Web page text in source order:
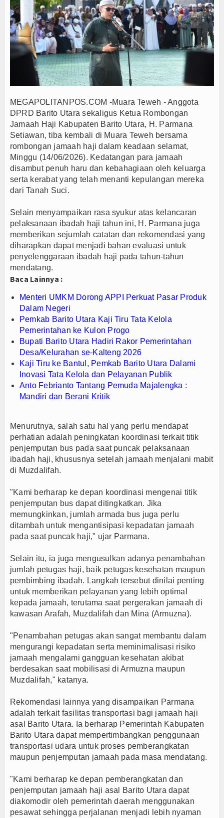
Anto Febrianto Tantang Pemuda Majalengka :
Interupsi PDIP Warnai Paripurna APBD
Bupati Majalengka Beberkan Hasil Paripurna
APBD Majalengka 2026 Naik Jadi Rp 3,14 Triliun,
Persib Gagal Juara, Ateng Sutisna Ajak
Bupati Majalengka Ajak Ribuan Bobotoh Doakan
Menteri UMKM Dorong APPI Perkuat Pasar
Bupati Barito Utara Hadiri Rakor Pemerintahan
Kaji Tiru ke Bantul, Pemkab Barito Utara Dalami
Anto Febrianto Tantang Pemuda Majalengka :
Interupsi PDIP Warnai Paripurna APBD
Bupati Majalengka Beberkan Hasil Paripurna
APBD Majalengka 2026 Naik Jadi Rp 3,14 Triliun,
Bupati Majalengka Ajak Ribuan Bobotoh Doakan
Menteri UMKM Dorong APPI Perkuat Pasar
MEGAPOLITANPOS.COM -Muara Teweh - Anggota
DPRD Barito Utara sekaligus Ketua Rombongan
Jamaah Haji Kabupaten Barito Utara, H. Parmana
Setiawan, tiba kembali di Muara Teweh bersama
rombongan jamaah haji dalam keadaan selamat,
Minggu (14/06/2026). Kedatangan para jamaah
disambut penuh haru dan kebahagiaan oleh keluarga
serta kerabat yang telah menanti kepulangan mereka
dari Tanah Suci.
Selain menyampaikan rasa syukur atas kelancaran
pelaksanaan ibadah haji tahun ini, H. Parmana juga
memberikan sejumlah catatan dan rekomendasi yang
diharapkan dapat menjadi bahan evaluasi untuk
penyelenggaraan ibadah haji pada tahun-tahun
mendatang.
Baca Lainnya :
Menteri UMKM Dorong APPI Perkuat Pasar Produk
Dalam Negeri
Pemkab Barito Utara Kaji Tiru Tata Kelola
Pemerintahan ke Kulon Progo
Bupati Barito Utara Hadiri Rakor Pemerintahan
Desa/Kelurahan se-Kalteng 2026
Kaji Tiru ke Bantul, Pemkab Barito Utara Dalami
Inovasi Tata Kelola dan Pelayanan Publik
Anto Febrianto Tantang Pemuda Majalengka :
Mandiri dan Berani Kritik
Menurutnya, salah satu hal yang perlu mendapat
perhatian adalah peningkatan koordinasi terkait titik
penjemputan bus pada saat puncak pelaksanaan
ibadah haji, khususnya setelah jamaah menjalani mabit
di Muzdalifah.
"Kami berharap ke depan koordinasi mengenai titik
penjemputan bus dapat ditingkatkan. Jika
memungkinkan, jumlah armada bus juga perlu
ditambah untuk mengantisipasi kepadatan jamaah
pada saat puncak haji," ujar Parmana.
Selain itu, ia juga mengusulkan adanya penambahan
jumlah petugas haji, baik petugas kesehatan maupun
pembimbing ibadah. Langkah tersebut dinilai penting
untuk memberikan pelayanan yang lebih optimal
kepada jamaah, terutama saat pergerakan jamaah di
kawasan Arafah, Muzdalifah dan Mina (Armuzna).
"Penambahan petugas akan sangat membantu dalam
mengurangi kepadatan serta meminimalisasi risiko
jamaah mengalami gangguan kesehatan akibat
berdesakan saat mobilisasi di Armuzna maupun
Muzdalifah," katanya.
Rekomendasi lainnya yang disampaikan Parmana
adalah terkait fasilitas transportasi bagi jamaah haji
asal Barito Utara. Ia berharap Pemerintah Kabupaten
Barito Utara dapat mempertimbangkan penggunaan
transportasi udara untuk proses pemberangkatan
maupun penjemputan jamaah pada masa mendatang.
"Kami berharap ke depan pemberangkatan dan
penjemputan jamaah haji asal Barito Utara dapat
diakomodir oleh pemerintah daerah menggunakan
pesawat sehingga perjalanan menjadi lebih nyaman